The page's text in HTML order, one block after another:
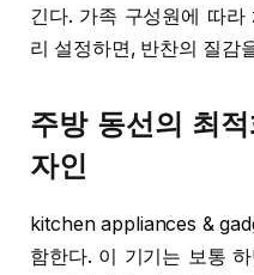
긴다. 가족 구성원에 따
리 설정하면, 반찬의 질감
주방 동선의 최
자인
kitchen appliances &
함한다. 이 기기는 보통